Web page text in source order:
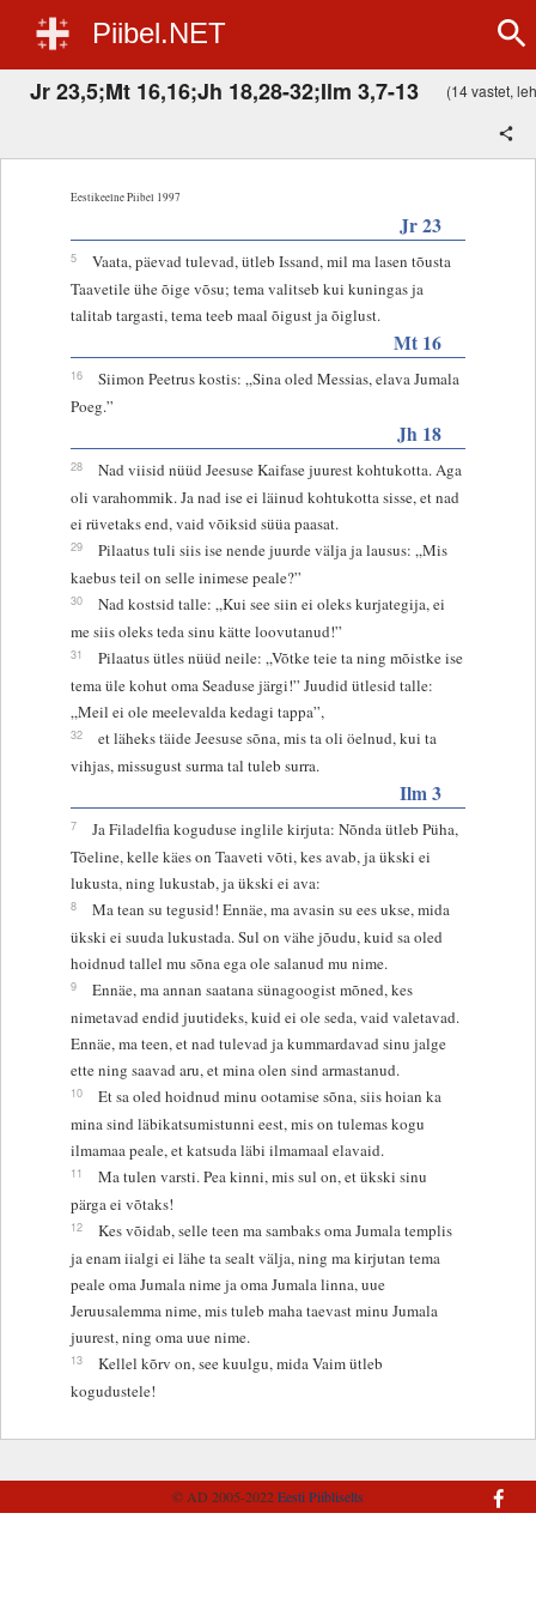
Piibel.NET
Jr 23,5;Mt 16,16;Jh 18,28-32;Ilm 3,7-13 (14 vastet,
Eestikeelne Piibel 1997
Jr 23
5
Vaata, päevad tulevad, ütleb Issand, mil ma lasen tõusta
Taavetile ühe õige võsu; tema valitseb kui kuningas ja
talitab targasti, tema teeb maal õigust ja õiglust.
Mt 16
16
Siimon Peetrus kostis: „Sina oled Messias, elava Jumala
Poeg.”
Jh 18
28
Nad viisid nüüd Jeesuse Kaifase juurest kohtukotta. Aga
oli varahommik. Ja nad ise ei läinud kohtukotta sisse, et nad
ei rüvetaks end, vaid võiksid süüa paasat.
29
Pilaatus tuli siis ise nende juurde välja ja lausus: „Mis
kaebus teil on selle inimese peale?”
30
Nad kostsid talle: „Kui see siin ei oleks kurjategija, ei
me siis oleks teda sinu kätte loovutanud!”
31
Pilaatus ütles nüüd neile: „Võtke teie ta ning mõistke ise
tema üle kohut oma Seaduse järgi!” Juudid ütlesid talle:
„Meil ei ole meelevalda kedagi tappa”,
32
et läheks täide Jeesuse sõna, mis ta oli öelnud, kui ta
vihjas, missugust surma tal tuleb surra.
Ilm 3
7
Ja Filadelfia koguduse inglile kirjuta: Nõnda ütleb Püha,
Tõeline, kelle käes on Taaveti võti, kes avab, ja ükski ei
lukusta, ning lukustab, ja ükski ei ava:
8
Ma tean su tegusid! Ennäe, ma avasin su ees ukse, mida
ükski ei suuda lukustada. Sul on vähe jõudu, kuid sa oled
hoidnud tallel mu sõna ega ole salanud mu nime.
9
Ennäe, ma annan saatana sünagoogist mõned, kes
nimetavad endid juutideks, kuid ei ole seda, vaid valetavad.
Ennäe, ma teen, et nad tulevad ja kummardavad sinu jalge
ette ning saavad aru, et mina olen sind armastanud.
10
Et sa oled hoidnud minu ootamise sõna, siis hoian ka
mina sind läbikatsumistunni eest, mis on tulemas kogu
ilmamaa peale, et katsuda läbi ilmamaal elavaid.
11
Ma tulen varsti. Pea kinni, mis sul on, et ükski sinu
pärga ei võtaks!
12
Kes võidab, selle teen ma sambaks oma Jumala templis
ja enam iialgi ei lähe ta sealt välja, ning ma kirjutan tema
peale oma Jumala nime ja oma Jumala linna, uue
Jeruusalemma nime, mis tuleb maha taevast minu Jumala
juurest, ning oma uue nime.
13
Kellel kõrv on, see kuulgu, mida Vaim ütleb
kogudustele!
© AD 2005-2022Eesti Piibliselts